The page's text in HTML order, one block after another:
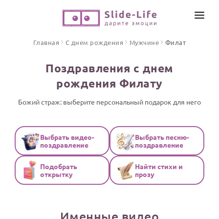
ПО ФОРМАТУ
Видео поздравления
Открытки
Стихи и тексты
ПРАЗДНИКИ
С Днем рождения
ИНСТРУМЕНТЫ
ТЕКСТЫ И ИДЕИ
ОТЗЫВЫ
Главная С днем рождения Мужчине Филат
Поздравления с днем
рождения Филату
Божий страж: выберите персональный подарок для него
Выбрать видео-
поздравление
Выбрать песню-
поздравление
Подобрать
открытку
Найти стихи и
прозу